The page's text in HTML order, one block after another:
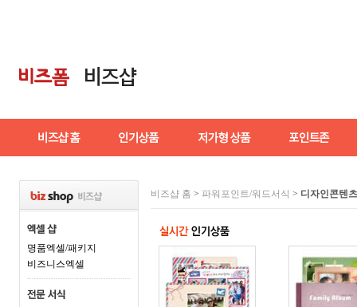
명품엑셀/패키지
비즈니스엑셀
비즈샵 홈 > 파워포인트/워드서식 > 디자인콘텐츠